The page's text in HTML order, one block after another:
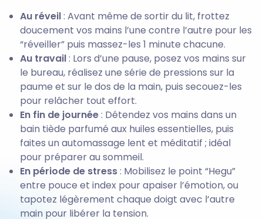
Au réveil: Avant même de sortir du lit, frottez
doucement vos mains l’une contre l’autre pour les
“réveiller” puis massez-les 1 minute chacune.
Au travail: Lors d’une pause, posez vos mains sur
le bureau, réalisez une série de pressions sur la
paume et sur le dos de la main, puis secouez-les
pour relâcher tout effort.
En fin de journée: Détendez vos mains dans un
bain tiède parfumé aux huiles essentielles, puis
faites un automassage lent et méditatif ; idéal
pour préparer au sommeil.
En période de stress: Mobilisez le point “Hegu”
entre pouce et index pour apaiser l’émotion, ou
tapotez légèrement chaque doigt avec l’autre
main pour libérer la tension.